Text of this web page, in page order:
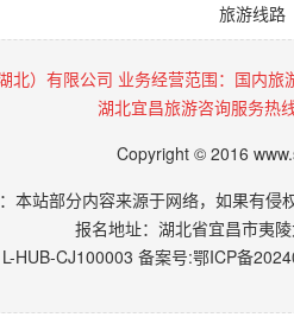
旅游线路
北）有限公司 业务经营范围：国内
湖北宜昌旅游咨询服务热
Copyright © 2016
本站部分内容来源于网络，如果有侵
报名地址：湖北省宜昌市夷
HUB-CJ100003 备案号:鄂ICP备